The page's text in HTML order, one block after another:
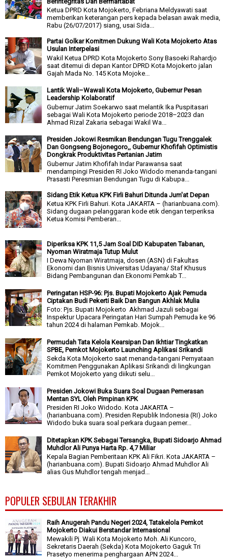
Ketua DPRD Kota Mojokerto, Febriana Meldyawati saat
memberikan keterangan pers kepada belasan awak media,
Rabu (26/07/2017) siang, usai Sida...
Partai Golkar Komitmen Dukung Wali Kota Mojokerto Atas
Usulan Interpelasi
Wakil Ketua DPRD Kota Mojokerto Sony Basoeki Rahardjo
saat ditemui di depan Kantor DPRD Kota Mojokerto jalan
Gajah Mada No. 145 Kota Mojoke...
Lantik Wali–Wawali Kota Mojokerto, Gubernur Pesan
Leadership Kolaboratif
Gubernur Jatim Soekarwo saat melantik Ika Puspitasari
sebagai Wali Kota Mojokerto periode 2018–2023 dan
Ahmad Rizal Zakaria sebagai Wakil Wa...
Presiden Jokowi Resmikan Bendungan Tugu Trenggalek
Dan Gongseng Bojonegoro,, Gubernur Khofifah Optimistis
Dongkrak Produktivitas Pertanian Jatim
Gubernur Jatim Khofifah Indar Parawansa saat
mendampingi Presiden RI Joko Widodo menanda-tangani
Prasasti Peresmian Bendungan Tugu di Kabupa...
Sidang Etik Ketua KPK Firli Bahuri Ditunda Jum'at Depan
Ketua KPK Firli Bahuri. Kota JAKARTA – (harianbuana.com).
Sidang dugaan pelanggaran kode etik dengan terperiksa
Ketua Komisi Pemberan...
Diperiksa KPK 11,5 Jam Soal DID Kabupaten Tabanan,
Nyoman Wiratmaja Tutup Mulut
I Dewa Nyoman Wiratmaja, dosen (ASN) di Fakultas
Ekonomi dan Bisnis Universitas Udayana/ Staf Khusus
Bidang Pembangunan dan Ekonomi Pemkab T...
Peringatan HSP-96: Pjs. Bupati Mojokerto Ajak Pemuda
Ciptakan Budi Pekerti Baik Dan Bangun Akhlak Mulia
Foto: Pjs. Bupati Mojokerto Akhmad Jazuli sebagai
Inspektur Upacara Peringatan Hari Sumpah Pemuda ke 96
tahun 2024 di halaman Pemkab. Mojok...
Permudah Tata Kelola Kearsipan Dan Ikhtiar Tingkatkan
SPBE, Pemkot Mojokerto Launching Aplikasi Srikandi
Sekda Kota Mojokerto saat menanda-tangani Pernyataan
Komitmen Penggunakan Aplikasi Srikandi di lingkungan
Pemkot Mojokerto yang diikuti selu...
Presiden Jokowi Buka Suara Soal Dugaan Pemerasan
Mentan SYL Oleh Pimpinan KPK
Presiden RI Joko Widodo. Kota JAKARTA –
(harianbuana.com). Presiden Republik Indonesia (RI) Joko
Widodo buka suara soal perkara dugaan pemer...
Ditetapkan KPK Sebagai Tersangka, Bupati Sidoarjo Ahmad
Muhdlor Ali Punya Harta Rp. 4,7 Miliar
Kepala Bagian Pemberitaan KPK Ali Fikri. Kota JAKARTA –
(harianbuana.com). Bupati Sidoarjo Ahmad Muhdlor Ali
alias Gus Muhdlor tengah menjad...
POPULER SEBULAN TERAKHIR
Raih Anugerah Pandu Negeri 2024, Tatakelola Pemkot
Mojokerto Diakui Berstandar Internasional
Mewakili Pj. Wali Kota Mojokerto Moh. Ali Kuncoro,
Sekretaris Daerah (Sekda) Kota Mojokerto Gaguk Tri
Prasetyo menerima penghargaan APN 2024...